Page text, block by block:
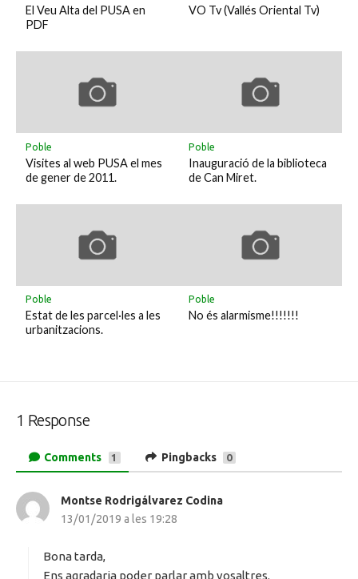
El Veu Alta del PUSA en
PDF
VO Tv (Vallés Oriental Tv)
Poble
Visites al web PUSA el mes
de gener de 2011.
Poble
Inauguració de la biblioteca
de Can Miret.
Poble
Estat de les parcel·les a les
urbanitzacions.
Poble
No és alarmisme!!!!!!!
1 Response
Comments 1 Pingbacks 0
Montse Rodrigálvarez Codina
t
13/01/2019 a les 19:28
Bona tarda,
Ens agradaria poder parlar amb vosaltres.